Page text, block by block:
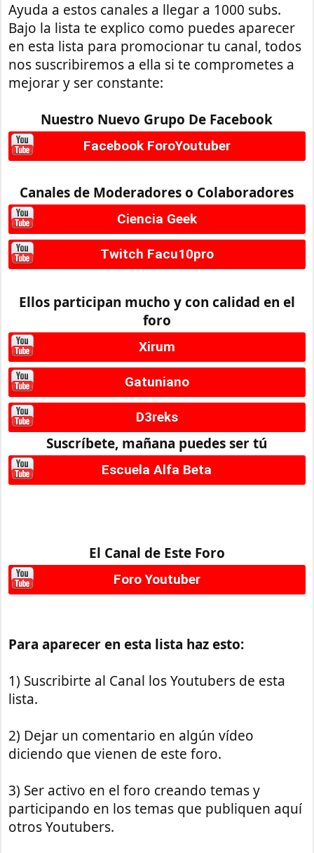
Ayuda a estos canales a llegar a 1000 subs.
Bajo la lista te explico como puedes aparecer
en esta lista para promocionar tu canal, todos
nos suscribiremos a ella si te comprometes a
mejorar y ser constante:
Nuestro Nuevo Grupo De Facebook
Facebook ForoYoutuber
Canales de Moderadores o Colaboradores
Ciencia Geek
Twitch Facu10pro
Ellos participan mucho y con calidad en el
foro
Xirum
Gatuniano
D3reks
Suscríbete, mañana puedes ser tú
Escuela Alfa Beta
El Canal de Este Foro
Foro Youtuber
Para aparecer en esta lista haz esto:
1) Suscribirte al Canal los Youtubers de esta
lista.
2) Dejar un comentario en algún vídeo
diciendo que vienen de este foro.
3) Ser activo en el foro creando temas y
participando en los temas que publiquen aquí
otros Youtubers.